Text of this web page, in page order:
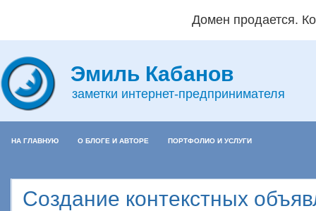
Домен продается.
Эмиль Кабанов
заметки интернет-предпринимателя
НА ГЛАВНУЮ О БЛОГЕ И АВТОРЕ ПОРТФОЛИО И УСЛУГИ
Создание контекстных